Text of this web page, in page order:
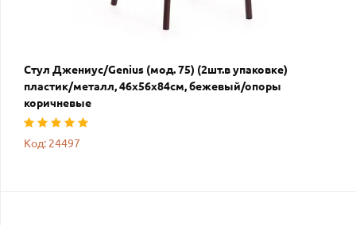
Стул Джениус/Genius (мод. 75) (2шт.в упаковке)
пластик/металл, 46x56x84cм, бежевый/опоры
коричневые
Код: 24497